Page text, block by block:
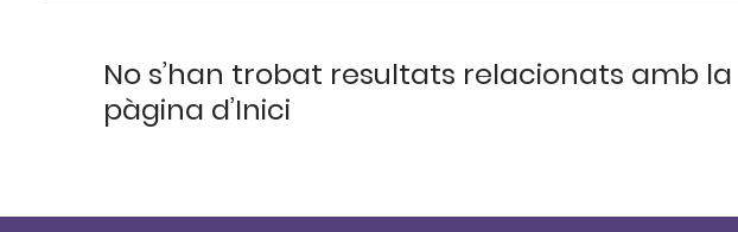
No s’han trobat resultats relacionats amb
pàgina d’Inici